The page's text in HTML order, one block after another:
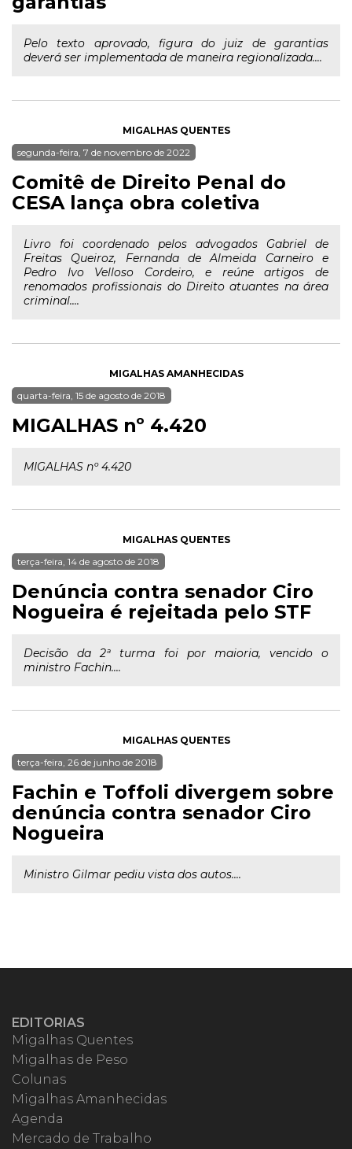
Pelo texto aprovado, figura do juiz de garantias
deverá ser implementada de maneira regionalizada....
MIGALHAS QUENTES
segunda-feira, 7 de novembro de 2022
Comitê de Direito Penal do
CESA lança obra coletiva
Livro foi coordenado pelos advogados Gabriel de
Freitas Queiroz, Fernanda de Almeida Carneiro e
Pedro Ivo Velloso Cordeiro, e reúne artigos de
renomados profissionais do Direito atuantes na área
criminal....
MIGALHAS AMANHECIDAS
quarta-feira, 15 de agosto de 2018
MIGALHAS nº 4.420
MIGALHAS nº 4.420
MIGALHAS QUENTES
terça-feira, 14 de agosto de 2018
Denúncia contra senador Ciro
Nogueira é rejeitada pelo STF
Decisão da 2ª turma foi por maioria, vencido o
ministro Fachin....
MIGALHAS QUENTES
terça-feira, 26 de junho de 2018
Fachin e Toffoli divergem sobre
denúncia contra senador Ciro
Nogueira
Ministro Gilmar pediu vista dos autos....
EDITORIAS
Migalhas Quentes
Migalhas de Peso
Colunas
Migalhas Amanhecidas
Agenda
Mercado de Trabalho